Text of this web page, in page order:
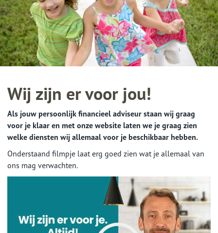
Wij zijn er voor jou!
Als jouw persoonlijk financieel adviseur staan wij graag
voor je klaar en met onze website laten we je graag zien
welke diensten wij allemaal voor je beschikbaar hebben.
Onderstaand filmpje laat erg goed zien wat je allemaal van
ons mag verwachten.